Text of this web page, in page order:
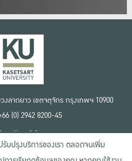
ลาดยาว เขตจตุจักร กรุงเทพฯ 10900
(0) 2942 8200-45
ขการใช้งานเว็บไซต์
ลงด้านสิทธิ์ใช้งาน
ยความเป็นส่วนตัว
รับปรุงบริการของเรา ตลอดจนเพิ่ม